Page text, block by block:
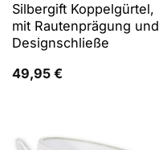
Silbergift Koppelgürtel,
mit Rautenprägung und
Designschließe
49,95 €